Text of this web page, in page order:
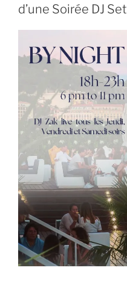
d’une Soirée DJ Set